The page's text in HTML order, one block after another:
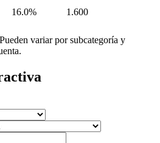
16.0% 1.600
variar por subcategoría y